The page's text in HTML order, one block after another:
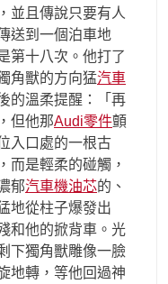
並且傳說只要有人
送到一個泊車地
第十八次。他打了
角獸的方向猛汽車
的溫柔提醒：「再
但他那Audi零件顫
入口處的一根古
而是輕柔的碰觸，
郁汽車機油芯的、
地從柱子爆發出
和他的掀背車。光
下獨角獸雕像一臉
地轉，等他回過神